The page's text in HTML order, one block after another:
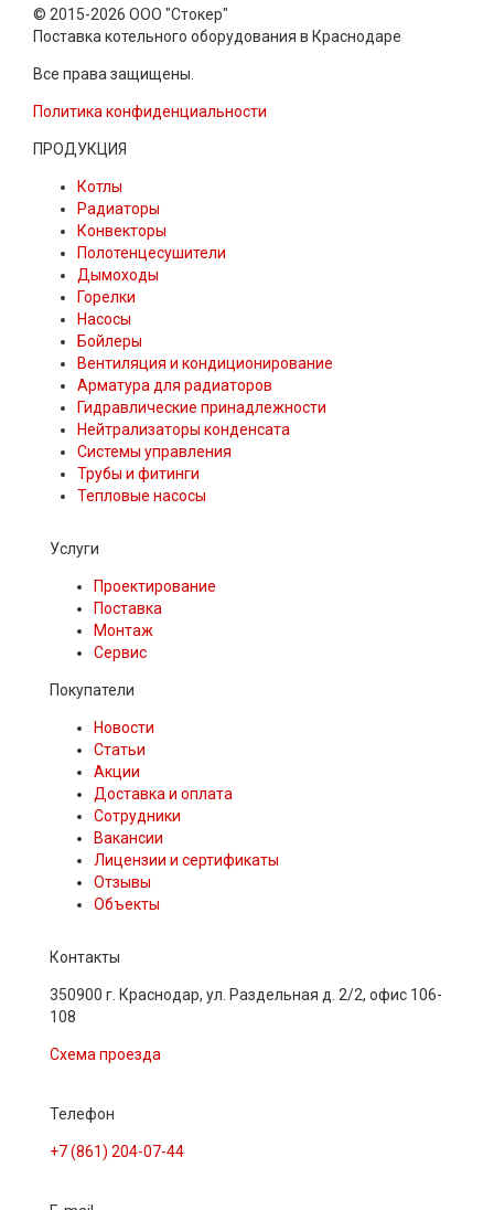
© 2015-2026 ООО "Стокер"
Поставка котельного оборудования в Краснодаре
Все права защищены.
Политика конфиденциальности
ПРОДУКЦИЯ
Котлы
Радиаторы
Конвекторы
Полотенцесушители
Дымоходы
Горелки
Насосы
Бойлеры
Вентиляция и кондиционирование
Арматура для радиаторов
Гидравлические принадлежности
Нейтрализаторы конденсата
Системы управления
Трубы и фитинги
Тепловые насосы
Услуги
Проектирование
Поставка
Монтаж
Сервис
Покупатели
Новости
Статьи
Акции
Доставка и оплата
Сотрудники
Вакансии
Лицензии и сертификаты
Отзывы
Объекты
Контакты
350900 г. Краснодар, ул. Раздельная д. 2/2, офис 106-
108
Схема проезда
Телефон
+7 (861) 204-07-44